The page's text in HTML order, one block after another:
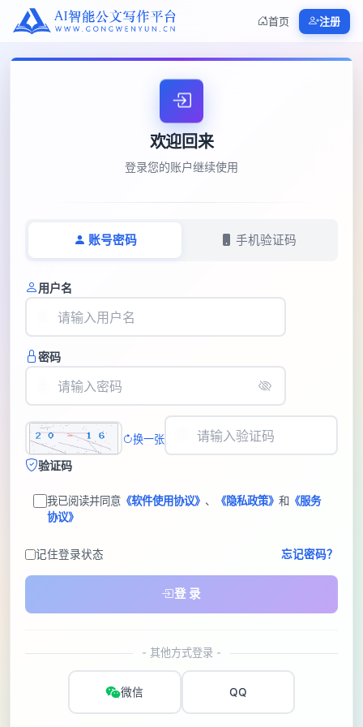
首页 注册
欢迎回来
登录您的账户继续使用
账号密码 手机验证码
用户名
密码
换一张
验证码
我已阅读并同意 《软件使用协议》 、 《隐私政策》 和 《服务
协议》
记住登录状态 忘记密码？
登 录
- 其他方式登录 -
微信 QQ